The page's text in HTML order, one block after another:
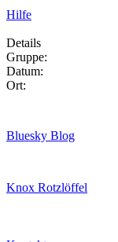
Hilfe
Details
Gruppe:
Datum:
Ort:
Bluesky Blog
Knox Rotzlöffel